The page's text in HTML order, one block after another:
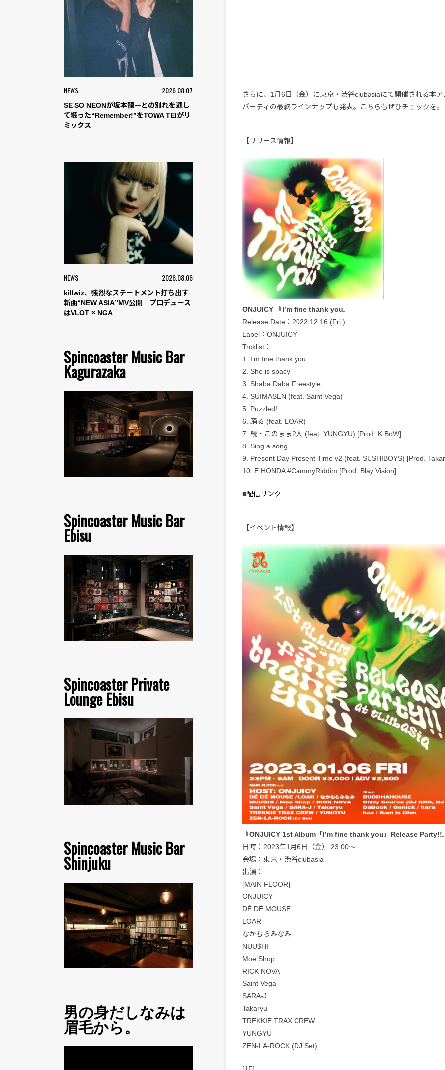
NEWS 2026.08.07
SE SO NEONが坂本龍一との別れを通し
て綴った“Remember!”をTOWA TEIがリ
ミックス
NEWS 2026.08.06
killwiz、強烈なステートメント打ち出す
新曲“NEW ASIA”MV公開 プロデュース
はVLOT × NGA
Spincoaster Music Bar
Kagurazaka
Spincoaster Music Bar
Ebisu
Spincoaster Private
Lounge Ebisu
Spincoaster Music Bar
Shinjuku
男の身だしなみは
眉毛から。
さらに、1月6日（金）に東京・渋谷clubasiaにて開催される本
パーティの最終ラインナップも発表。こちらもぜひチェックを。
【リリース情報】
ONJUICY 『I’m fine thank you』
Release Date：2022.12.16 (Fri.)
Label：ONJUICY
Trcklist：
1. I’m fine thank you
2. She is spacy
3. Shaba Daba Freestyle
4. SUIMASEN (feat. Saint Vega)
5. Puzzled!
6. 踊る (feat. LOAR)
7. 続・このまま2人 (feat. YUNGYU) [Prod. K BoW]
8. Sing a song
9. Present Day Present Time v2 (feat. SUSHIBOYS) [Prod.
10. E.HONDA #CammyRiddim [Prod. Blay Vision]
■配信リンク
【イベント情報】
『ONJUICY 1st Album「I’m fine thank you」Release Party!!
日時：2023年1月6日（金） 23:00〜
会場：東京・渋谷clubasia
出演：
[MAIN FLOOR]
ONJUICY
DÉ DÉ MOUSE
LOAR
なかむらみなみ
NUU$HI
Moe Shop
RICK NOVA
Saint Vega
SARA-J
Takaryu
TREKKIE TRAX CREW
YUNGYU
ZEN-LA-ROCK (DJ Set)